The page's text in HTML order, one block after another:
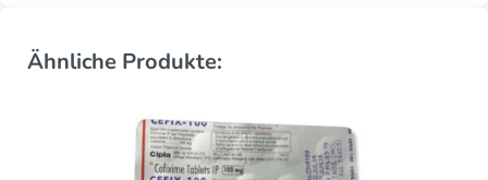
Ähnliche Produkte: